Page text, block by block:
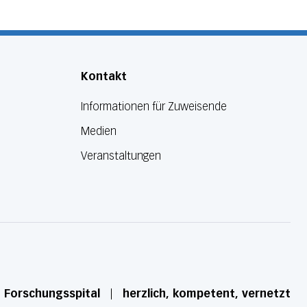
Kontakt
Informationen für Zuweisende
Medien
Veranstaltungen
herzlich, kompetent, vernetzt